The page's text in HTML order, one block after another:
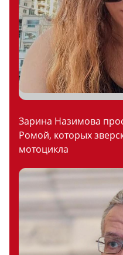
Зарина Назимова
Ромой, которых
мотоцикла